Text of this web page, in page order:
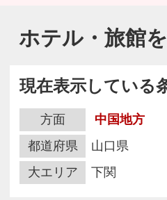
ホテル・旅館
現在表示している
方面
中国地方
都道府県
山口県
大エリア
下関